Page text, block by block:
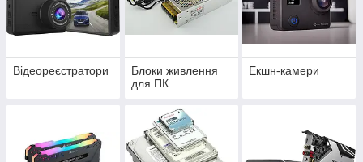
Відеореєстратори
Блоки живлення
для ПК
Екшн-камери